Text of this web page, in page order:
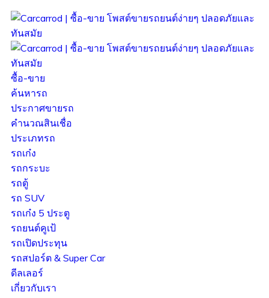
ซื้อ-ขาย
ค้นหารถ
ประกาศขายรถ
คำนวณสินเชื่อ
ประเภทรถ
รถเก๋ง
รถกระบะ
รถตู้
รถ SUV
รถเก๋ง 5 ประตู
รถยนต์คูเป้
รถเปิดประทุน
รถสปอร์ต & Super Car
ดีลเลอร์
เกี่ยวกับเรา